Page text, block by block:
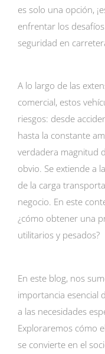
es solo una opción,
enfrentar los
seguridad en
A lo largo de las
comercial, estos
riesgos: desde
hasta la constante
verdadera magnitud
obvio. Se extiende a
de la carga
negocio. En este
¿cómo obtener una
utilitarios y pesados?
En este blog, nos
importancia esencial
a las necesidades
Exploraremos cómo
se convierte en el